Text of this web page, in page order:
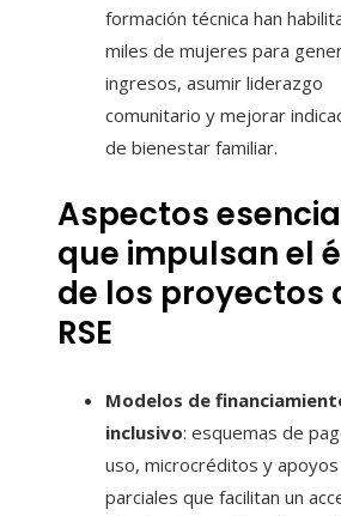
formación técnica han
miles de mujeres para
ingresos, asumir liderazgo
comunitario y mejorar
de bienestar familiar.
Aspectos
que impulsan el
de los proyectos
RSE
Modelos de
inclusivo: esquemas de
uso, microcréditos y apoyos
parciales que facilitan un